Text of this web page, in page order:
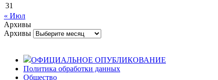
31
« Июл
Архивы
Архивы
ОФИЦИАЛЬНОЕ ОПУБЛИКОВАНИЕ
Политика обработки данных
Общество